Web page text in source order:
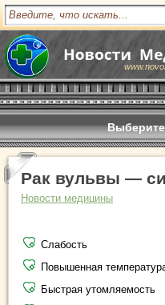
Рак вульвы —
Новости медицины
Слабость
Повышенная
Быстрая утомляемость